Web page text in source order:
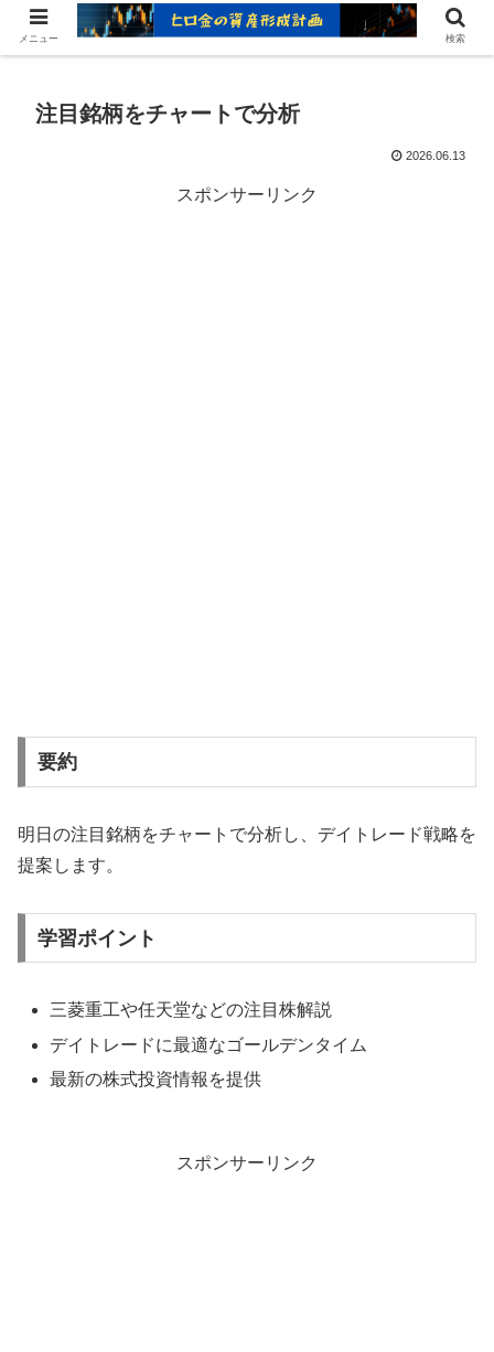
ヒロ金の資産形成レシピ：賢いお金の増やし方
注目銘柄をチャートで分析
2026.06.13
スポンサーリンク
要約
明日の注目銘柄をチャートで分析し、デイトレード戦略を
提案します。
学習ポイント
三菱重工や任天堂などの注目株解説
デイトレードに最適なゴールデンタイム
最新の株式投資情報を提供
スポンサーリンク
メニュー 検索